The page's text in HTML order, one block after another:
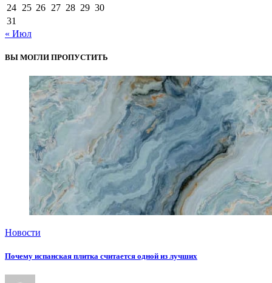
24 25 26 27 28 29 30
31
« Июл
ВЫ МОГЛИ ПРОПУСТИТЬ
Новости
Почему испанская плитка считается одной из лучших